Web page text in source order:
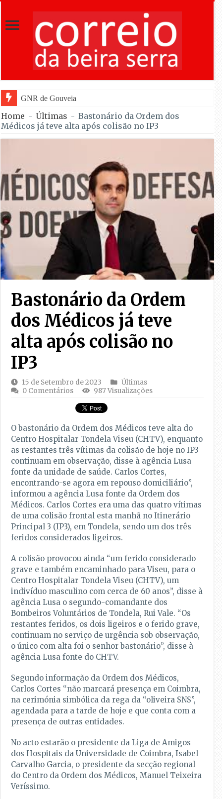
GNR de Gouveia desmantelou alegada rede de fur
Home - Últimas - Bastonário da Ordem dos
Médicos já teve alta após colisão no IP3
Bastonário da Ordem
dos Médicos já teve
alta após colisão no
IP3
15 de Setembro de 2023
Últimas
0 Comentários
987 Visualizações
O bastonário da Ordem dos Médicos teve alta do
Centro Hospitalar Tondela Viseu (CHTV), enquanto
as restantes três vítimas da colisão de hoje no IP3
continuam em observação, disse à agência Lusa
fonte da unidade de saúde. Carlos Cortes,
encontrando-se agora em repouso domiciliário”,
informou a agência Lusa fonte da Ordem dos
Médicos. Carlos Cortes era uma das quatro vítimas
de uma colisão frontal esta manhã no Itinerário
Principal 3 (IP3), em Tondela, sendo um dos três
feridos considerados ligeiros.
A colisão provocou ainda “um ferido considerado
grave e também encaminhado para Viseu, para o
Centro Hospitalar Tondela Viseu (CHTV), um
indivíduo masculino com cerca de 60 anos”, disse à
agência Lusa o segundo-comandante dos
Bombeiros Voluntários de Tondela, Rui Vale. “Os
restantes feridos, os dois ligeiros e o ferido grave,
continuam no serviço de urgência sob observação,
o único com alta foi o senhor bastonário”, disse à
agência Lusa fonte do CHTV.
Segundo informação da Ordem dos Médicos,
Carlos Cortes “não marcará presença em Coimbra,
na cerimónia simbólica da rega da “oliveira SNS”,
agendada para a tarde de hoje e que conta com a
presença de outras entidades.
No acto estarão o presidente da Liga de Amigos
dos Hospitais da Universidade de Coimbra, Isabel
Carvalho Garcia, o presidente da secção regional
do Centro da Ordem dos Médicos, Manuel Teixeira
Veríssimo.